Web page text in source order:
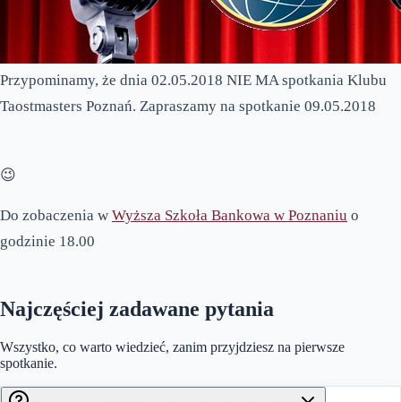
Przypominamy, że dnia 02.05.2018 NIE MA spotkania Klubu
Taostmasters Poznań. Zapraszamy na spotkanie 09.05.2018
😉
Do zobaczenia w Wyższa Szkoła Bankowa w Poznaniu o
godzinie 18.00
Najczęściej zadawane pytania
Wszystko, co warto wiedzieć, zanim przyjdziesz na pierwsze
spotkanie.